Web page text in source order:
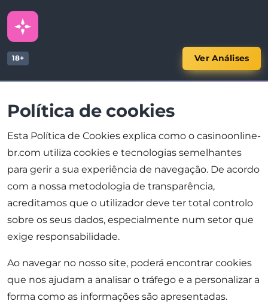
18+ Ver Análises
Política de cookies
Esta Política de Cookies explica como o casinoonline-
br.com utiliza cookies e tecnologias semelhantes
para gerir a sua experiência de navegação. De acordo
com a nossa metodologia de transparência,
acreditamos que o utilizador deve ter total controlo
sobre os seus dados, especialmente num setor que
exige responsabilidade.
Ao navegar no nosso site, poderá encontrar cookies
que nos ajudam a analisar o tráfego e a personalizar a
forma como as informações são apresentadas.